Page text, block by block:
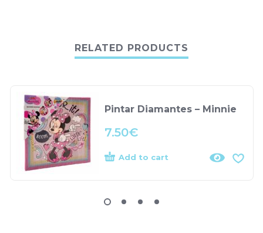
RELATED PRODUCTS
Pintar Diamantes – Minnie
7.50€
Add to cart